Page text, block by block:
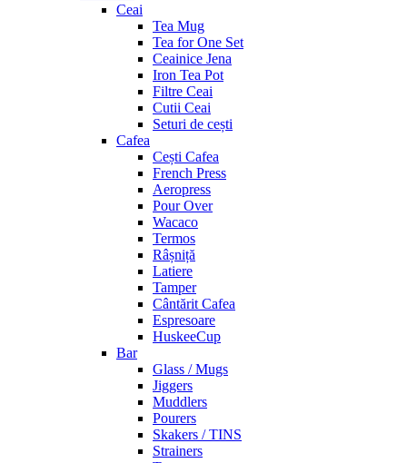
Ceai
Tea Mug
Tea for One Set
Ceainice Jena
Iron Tea Pot
Filtre Ceai
Cutii Ceai
Seturi de cești
Cafea
Cești Cafea
French Press
Aeropress
Pour Over
Wacaco
Termos
Râșniță
Latiere
Tamper
Cântărit Cafea
Espresoare
HuskeeCup
Bar
Glass / Mugs
Jiggers
Muddlers
Pourers
Skakers / TINS
Strainers